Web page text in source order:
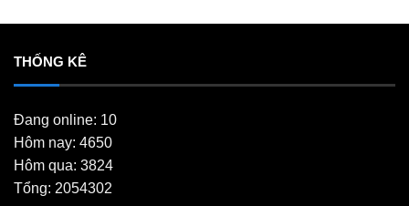
THỐNG KÊ
Đang online: 10
Hôm nay: 4650
Hôm qua: 3824
Tổng: 2054302